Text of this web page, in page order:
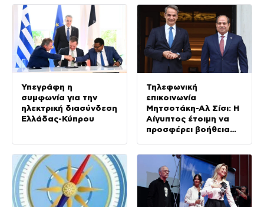
Υπεγράφη η
συμφωνία για την
ηλεκτρική διασύνδεση
Ελλάδας-Κύπρου
Τηλεφωνική
επικοινωνία
Μητσοτάκη-Αλ Σίσι: Η
Αίγυπτος έτοιμη να
προσφέρει βοήθεια